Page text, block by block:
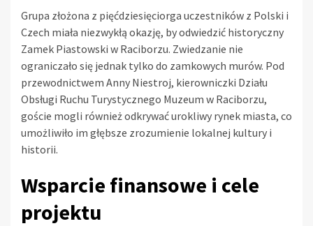
Grupa złożona z pięćdziesięciorga uczestników z Polski i
Czech miała niezwykłą okazję, by odwiedzić historyczny
Zamek Piastowski w Raciborzu. Zwiedzanie nie
ograniczało się jednak tylko do zamkowych murów. Pod
przewodnictwem Anny Niestroj, kierowniczki Działu
Obsługi Ruchu Turystycznego Muzeum w Raciborzu,
goście mogli również odkrywać urokliwy rynek miasta, co
umożliwiło im głębsze zrozumienie lokalnej kultury i
historii.
Wsparcie finansowe i cele
projektu